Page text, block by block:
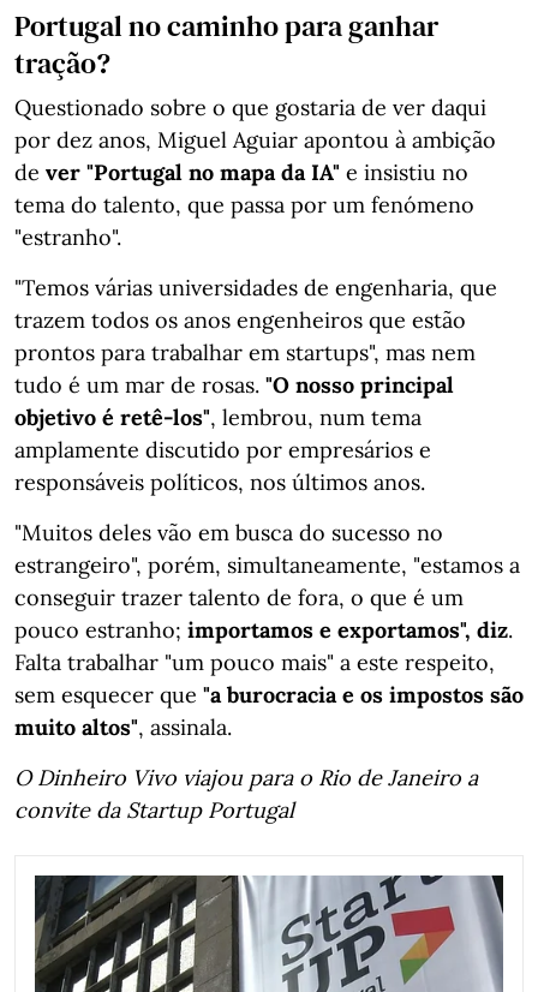
Portugal no caminho para ganhar
tração?
Questionado sobre o que gostaria de ver daqui
por dez anos, Miguel Aguiar apontou à ambição
de ver "Portugal no mapa da IA" e insistiu no
tema do talento, que passa por um fenómeno
"estranho".
"Temos várias universidades de engenharia, que
trazem todos os anos engenheiros que estão
prontos para trabalhar em startups", mas nem
tudo é um mar de rosas. "O nosso principal
objetivo é retê-los", lembrou, num tema
amplamente discutido por empresários e
responsáveis políticos, nos últimos anos.
"Muitos deles vão em busca do sucesso no
estrangeiro", porém, simultaneamente, "estamos a
conseguir trazer talento de fora, o que é um
pouco estranho; importamos e exportamos", diz.
Falta trabalhar "um pouco mais" a este respeito,
sem esquecer que "a burocracia e os impostos são
muito altos", assinala.
O Dinheiro Vivo viajou para o Rio de Janeiro a
convite da Startup Portugal